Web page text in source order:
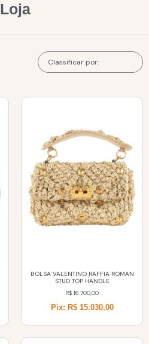
Loja
BOLSA VALENTINO RAFFIA ROMAN
STUD TOP HANDLE
R$ 16.700,00
Pix: R$ 15.030,00